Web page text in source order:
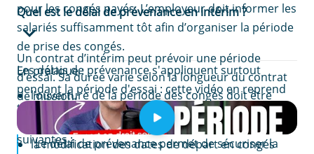
pour les congés payés. L’employeur doit informer les
salariés suffisamment tôt afin d’organiser la période
de prise des congés.
En pratique :
l’ouverture de la période des congés doit être
communiquée au moins 2 mois à l’avance ;
la modification des dates de départ en congés
Quel est le délai de prévenance en intérim ?
Un contrat d’intérim peut prévoir une période
d’essai. Sa durée varie selon la longueur du contrat
de mission.
Les durées maximales les plus fréquentes sont les
suivantes :
Les délais de prévenance s'appliquent surtout
pendant la période d'essai : cette vidéo en reprend
toutes les règles en dix minutes.
EN RÉSUMÉ
Le délai de prévenance permet de sécuriser la